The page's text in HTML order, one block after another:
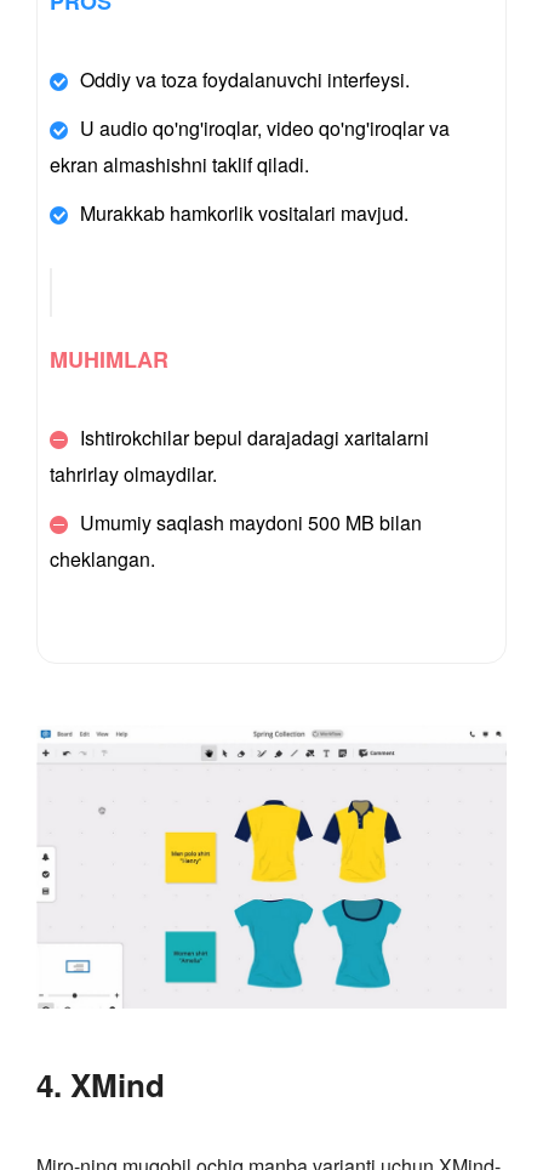
Oddiy va toza foydalanuvchi interfeysi.
U audio qo'ng'iroqlar, video qo'ng'iroqlar va
ekran almashishni taklif qiladi.
Murakkab hamkorlik vositalari mavjud.
MUHIMLAR
Ishtirokchilar bepul darajadagi xaritalarni
tahrirlay olmaydilar.
Umumiy saqlash maydoni 500 MB bilan
cheklangan.
4. XMind